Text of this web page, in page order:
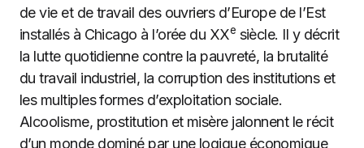
de vie et de travail des ouvriers d’Europe de l’Est
installés à Chicago à l’orée du XXe siècle. Il y décrit
la lutte quotidienne contre la pauvreté, la brutalité
du travail industriel, la corruption des institutions et
les multiples formes d’exploitation sociale.
Alcoolisme, prostitution et misère jalonnent le récit
d’un monde dominé par une logique économique